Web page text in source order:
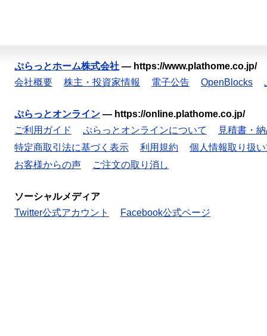
ぷらっとホーム株式会社 — https://www.plathome.co.jp/
会社概要
株主・投資家情報 電子公告 OpenBlocks
ぷらっとオンライン — https://online.plathome.co.jp/
ご利用ガイド
ぷらっとオンラインについて 見積書・
特定商取引法に基づく表示
利用規約 個人情報取り扱
お客様からの声
ご注文の取り消し
ソーシャルメディア
Twitter公式アカウント
Facebook公式ページ